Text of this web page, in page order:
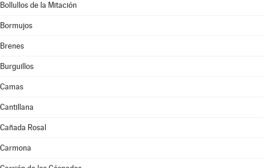
Bollullos de la Mitación
Bormujos
Brenes
Burguillos
Camas
Cantillana
Cañada Rosal
Carmona